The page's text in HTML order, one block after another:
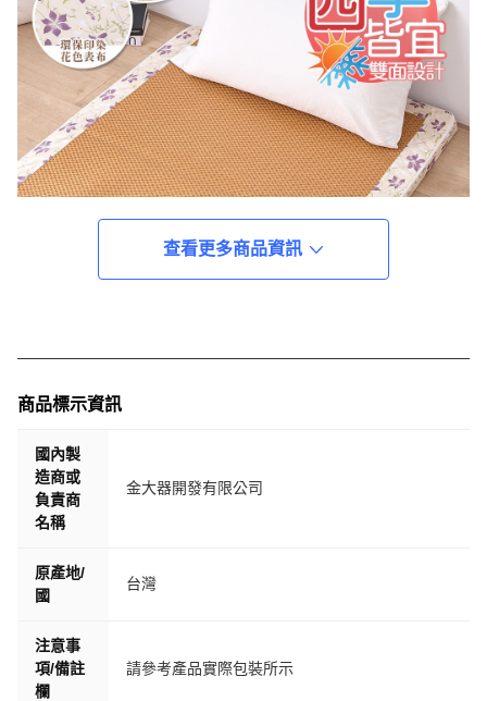
查看更多商品資訊
商品標示資訊
國內製
造商或
負責商
名稱
金大器開發有限公司
原產地/
國
台灣
注意事
項/備註
欄
請參考產品實際包裝所示